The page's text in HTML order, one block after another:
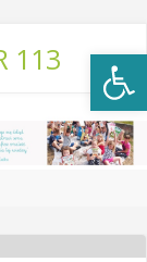
113